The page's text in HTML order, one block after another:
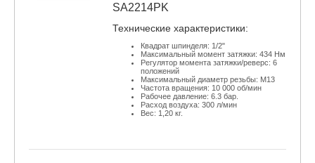
SA2214PK
​Технические характеристики:
Квадрат шпинделя: 1/2"
Максимальный момент затяжки: 434 Нм
Регулятор момента затяжки/реверс: 6
положений
Максимальный диаметр резьбы: М13
Частота вращения: 10 000 об/мин
Рабочее давление: 6.3 бар.
Расход воздуха: 300 л/мин
Вес: 1,20 кг.